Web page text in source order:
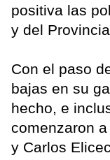
positiva las
y del
Con el paso
bajas en su
hecho, e
comenzaron
y Carlos